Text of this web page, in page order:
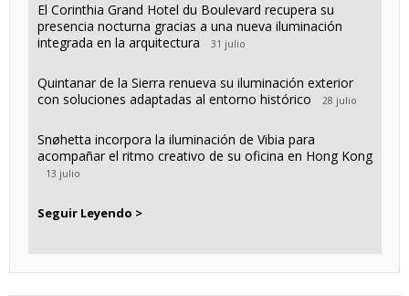
El Corinthia Grand Hotel du Boulevard recupera su
presencia nocturna gracias a una nueva iluminación
integrada en la arquitectura
31 julio
Quintanar de la Sierra renueva su iluminación exterior
con soluciones adaptadas al entorno histórico
28 julio
Snøhetta incorpora la iluminación de Vibia para
acompañar el ritmo creativo de su oficina en Hong Kong
13 julio
Seguir Leyendo >